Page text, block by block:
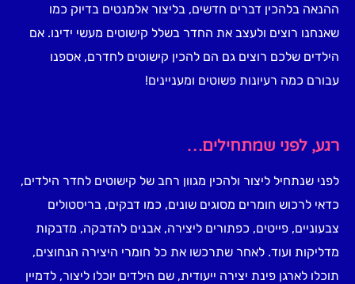
ההנאה בלהכין דברים חדשים, בליצור אלמנטים בדיוק כמו
שאנחנו רוצים ולעצב את החדר בשלל קישוטים מעשי ידינו. אם
הילדים שלכם רוצים גם הם להכין קישוטים לחדרם, אספנו
עבורם כמה רעיונות פשוטים ומעניינים!
רגע, לפני שמתחילים…
לפני שנתחיל ליצור ולהכין מגוון רחב של קישוטים לחדר הילדים,
כדאי לרכוש חומרים מסוגים שונים, כמו דבקים, בריסטולים
צבעוניים, פייטים, כפתורים ליצירה, אבנים להדבקה, מדבקות
מדליקות ועוד. לאחר שתרכשו את כל חומרי היצירה הנחוצים,
תוכלו לארגן פינת יצירה ייעודית, שם הילדים יוכלו ליצור, לדמיין